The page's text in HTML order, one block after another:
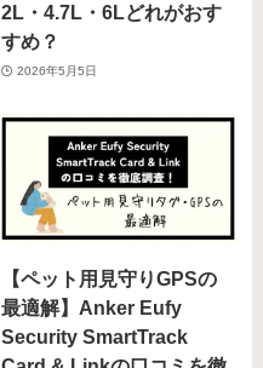
2L・4.7L・6Lどれがおす
すめ？
2026年5月5日
【ペット用見守りGPSの
最適解】Anker Eufy
Security SmartTrack